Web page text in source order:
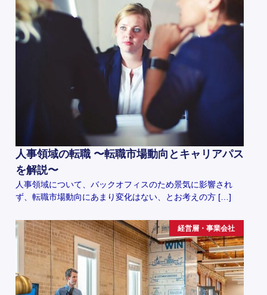
人事領域の転職 〜転職市場動向とキャリアパス
を解説〜
人事領域について、バックオフィスのため景気に影響され
ず、転職市場動向にあまり変化はない、とお考えの方 […]
経営層・事業会社